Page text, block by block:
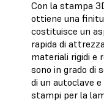
Con la stampa
ottiene una
costituisce un
rapida di
materiali rigidi e
sono in grado di
di un autoclave
stampi per la